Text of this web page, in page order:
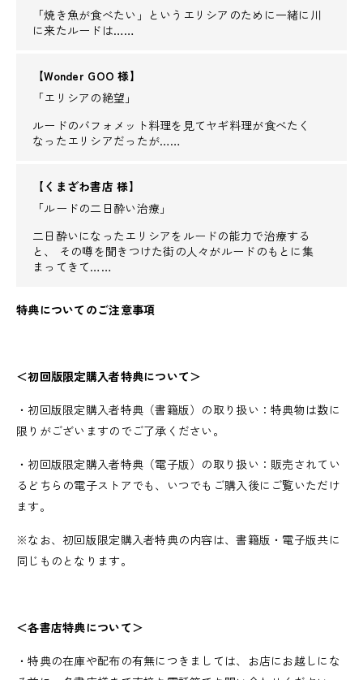
「焼き魚が食べたい」というエリシアのために一緒に川
に来たルードは……
【Wonder GOO 様】
「エリシアの絶望」
ルードのバフォメット料理を見てヤギ料理が食べたく
なったエリシアだったが……
【くまざわ書店 様】
「ルードの二日酔い治療」
二日酔いになったエリシアをルードの能力で治療する
と、 その噂を聞きつけた街の人々がルードのもとに集
まってきて……
特典についてのご注意事項
＜初回版限定購入者特典について＞
・初回版限定購入者特典（書籍版）の取り扱い：特典物は数に
限りがございますのでご了承ください。
・初回版限定購入者特典（電子版）の取り扱い：販売されてい
るどちらの電子ストアでも、いつでもご購入後にご覧いただけ
ます。
※なお、初回版限定購入者特典の内容は、書籍版・電子版共に
同じものとなります。
＜各書店特典について＞
・特典の在庫や配布の有無につきましては、お店にお越しにな